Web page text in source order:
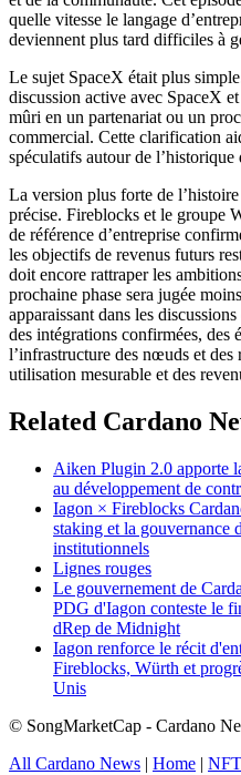
quelle vitesse le langage
deviennent plus tard difficiles à
Le sujet SpaceX était plus
discussion active avec SpaceX
mûri en un partenariat ou un
commercial. Cette clarification
spéculatifs autour de l’historique
La version plus forte de
précise. Fireblocks et le groupe
de référence d’entreprise
les objectifs de revenus futurs
doit encore rattraper les
prochaine phase sera jugée
apparaissant dans les
des intégrations confirmées, des
l’infrastructure des nœuds et des
utilisation mesurable et des
Related Cardano
Aiken Plugin 2.0 apporte
au développement de
Iagon × Fireblocks
staking et la gouvernance
institutionnels
Lignes rouges
Le gouvernement de
PDG d'Iagon conteste le
dRep de Midnight
Iagon renforce le récit
Fireblocks, Würth et
Unis
© SongMarketCap - Cardano
All Cardano News | Home |